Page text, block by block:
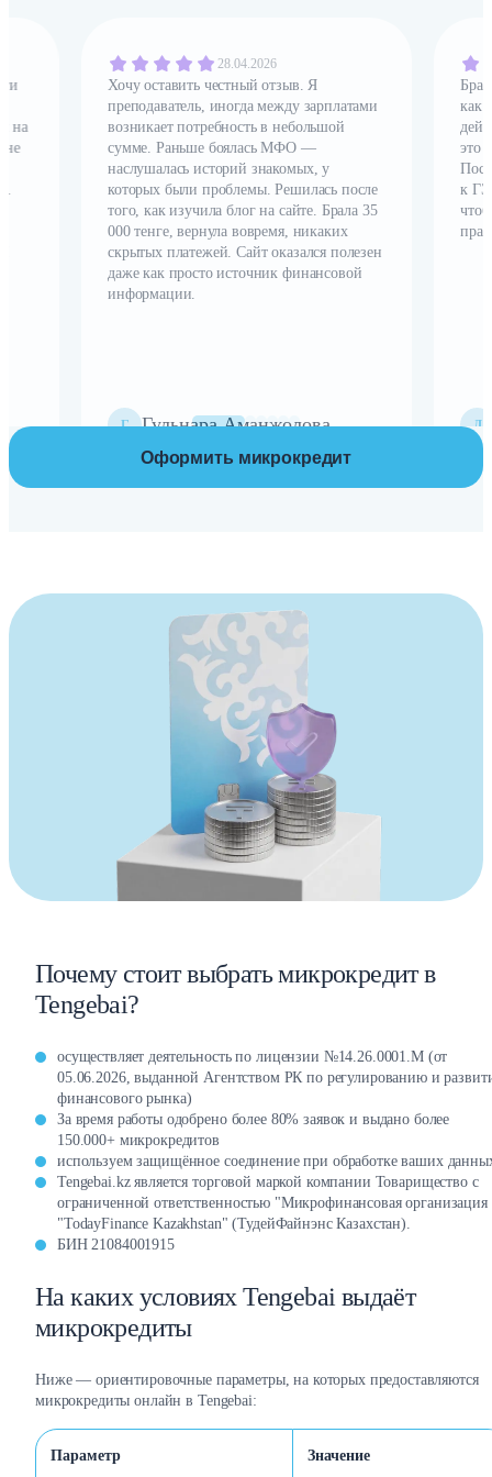
на
не
28.04.2026
Хочу оставить честный отзыв. Я
преподаватель, иногда между зарплатами
возникает потребность в небольшой
сумме. Раньше боялась МФО —
наслушалась историй знакомых, у
которых были проблемы. Решилась после
того, как изучила блог на сайте. Брала 35
000 тенге, вернула вовремя, никаких
скрытых платежей. Сайт оказался полезен
даже как просто источник финансовой
информации.
Г Гульнара Аманжолова
как
это
к
Д
Оформить микрокредит
Почему стоит выбрать микрокредит в
Tengebai?
осуществляет деятельность по лицензии №14.26.0001.М (от
05.06.2026, выданной Агентством РК по регулированию и
финансового рынка)
За время работы одобрено более 80% заявок и выдано более
150.000+ микрокредитов
используем защищённое соединение при обработке ваших
Tengebai.kz является торговой маркой компании Товарищество с
ограниченной ответственностью "Микрофинансовая организация
"TodayFinance Kazakhstan" (ТудейФайнэнс Казахстан).
БИН 21084001915
На каких условиях Tengebai выдаёт
микрокредиты
Ниже — ориентировочные параметры, на которых предоставляются
микрокредиты онлайн в Tengebai:
Параметр Значение